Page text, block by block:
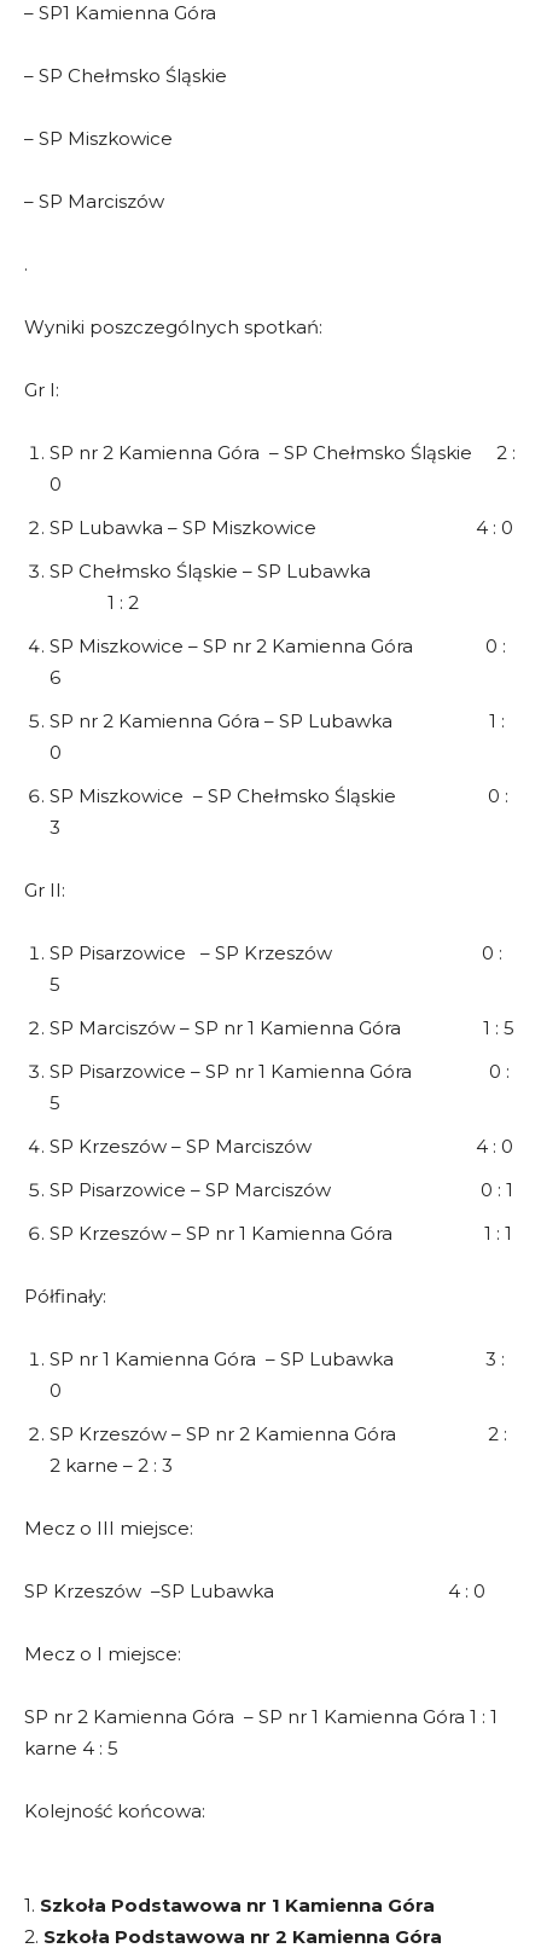
– SP1 Kamienna Góra
– SP Chełmsko Śląskie
– SP Miszkowice
– SP Marciszów
.
Wyniki poszczególnych spotkań:
Gr I:
SP nr 2 Kamienna Góra – SP Chełmsko Śląskie 2 :
0
SP Lubawka – SP Miszkowice 4 : 0
SP Chełmsko Śląskie – SP Lubawka
1 : 2
SP Miszkowice – SP nr 2 Kamienna Góra 0 :
6
SP nr 2 Kamienna Góra – SP Lubawka 1 :
0
SP Miszkowice – SP Chełmsko Śląskie 0 :
3
Gr II:
SP Pisarzowice – SP Krzeszów 0 :
5
SP Marciszów – SP nr 1 Kamienna Góra 1 : 5
SP Pisarzowice – SP nr 1 Kamienna Góra 0 :
5
SP Krzeszów – SP Marciszów 4 : 0
SP Pisarzowice – SP Marciszów 0 : 1
SP Krzeszów – SP nr 1 Kamienna Góra 1 : 1
Półfinały:
SP nr 1 Kamienna Góra – SP Lubawka 3 :
0
SP Krzeszów – SP nr 2 Kamienna Góra 2 :
2 karne – 2 : 3
Mecz o III miejsce:
SP Krzeszów –SP Lubawka 4 : 0
Mecz o I miejsce:
SP nr 2 Kamienna Góra – SP nr 1 Kamienna Góra 1 : 1
karne 4 : 5
Kolejność końcowa:
1. Szkoła Podstawowa nr 1 Kamienna Góra
2. Szkoła Podstawowa nr 2 Kamienna Góra